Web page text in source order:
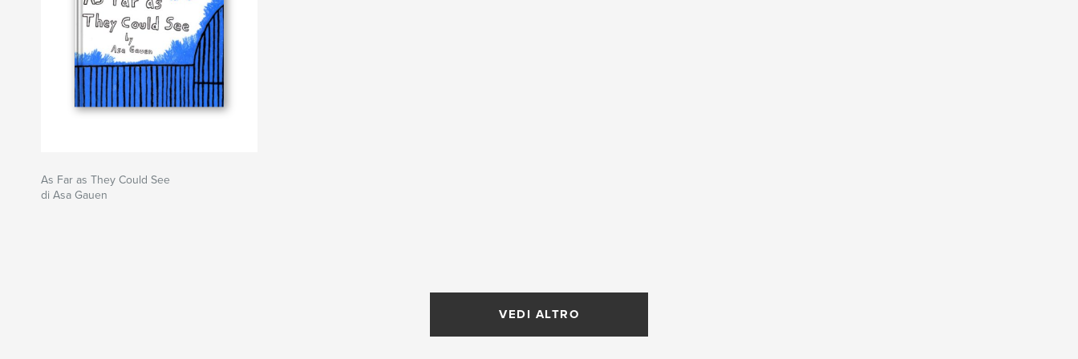
As Far as They Could See
di Asa Gauen
VEDI ALTRO